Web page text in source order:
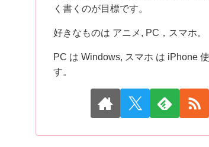
く書くのが目標です。
好きなものは アニメ, PC，スマホ。
PC は Windows, スマホ は iPhone
す。